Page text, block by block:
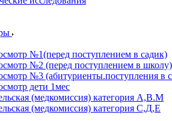
№1(перед поступлением в садик)
№2 (перед поступлением в школу)
№3 (абитуриенты.поступления в
дети 1мес
(медкомиссия) категория А,В.М
(медкомиссия) категория С,Д,Е